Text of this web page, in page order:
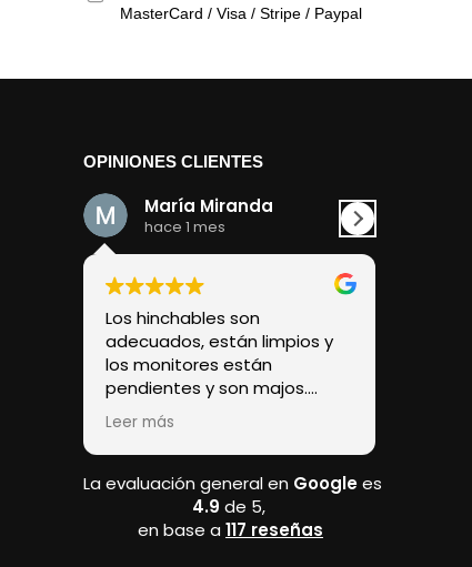
MasterCard / Visa / Stripe / Paypal
OPINIONES CLIENTES
María Miranda
hace 1 mes
Los hinchables son
adecuados, están limpios y
los monitores están
pendientes y son majos.
Ponen unas mantas grandes
en la base que se amplían
bastante para que se
descalcen y pongan zapatos.
Leer más
La evaluación general en Googlees
4.9 de 5,
en base a 117 reseñas